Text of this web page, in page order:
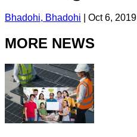
Bhadohi, Bhadohi Oct 6, 2019
MORE NEWS